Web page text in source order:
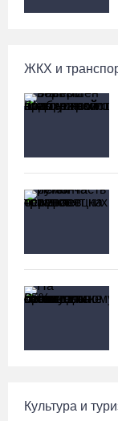
ЖКХ и
Культура и